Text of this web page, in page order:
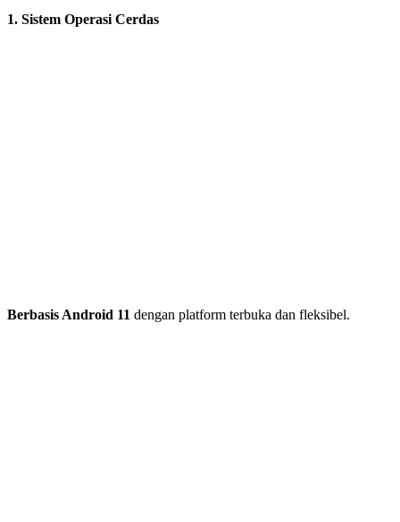
1. Sistem Operasi Cerdas
Berbasis Android 11 dengan platform terbuka dan fleksibel.